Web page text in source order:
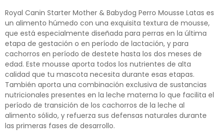
Royal Canin Starter Mother & Babydog Perro Mousse Latas es
un alimento húmedo con una exquisita textura de mousse,
que está especialmente diseñada para perras en la última
etapa de gestación o en período de lactación, y para
cachorros en período de destete hasta los dos meses de
edad. Este mousse aporta todos los nutrientes de alta
calidad que tu mascota necesita durante esas etapas.
También aporta una combinación exclusiva de sustancias
nutricionales presentes en la leche materna lo que facilita el
período de transición de los cachorros de la leche al
alimento sólido, y refuerza sus defensas naturales durante
las primeras fases de desarrollo.